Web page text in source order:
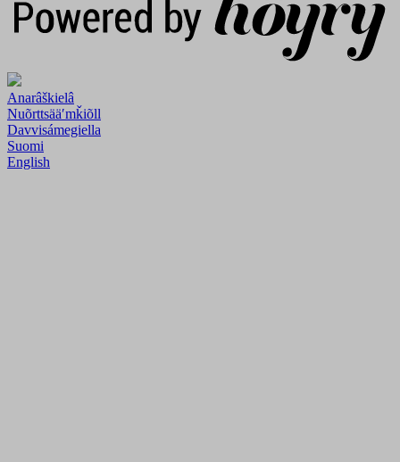
Anarâškielâ
Nuõrttsääʹmǩiõll
Davvisámegiella
Suomi
English